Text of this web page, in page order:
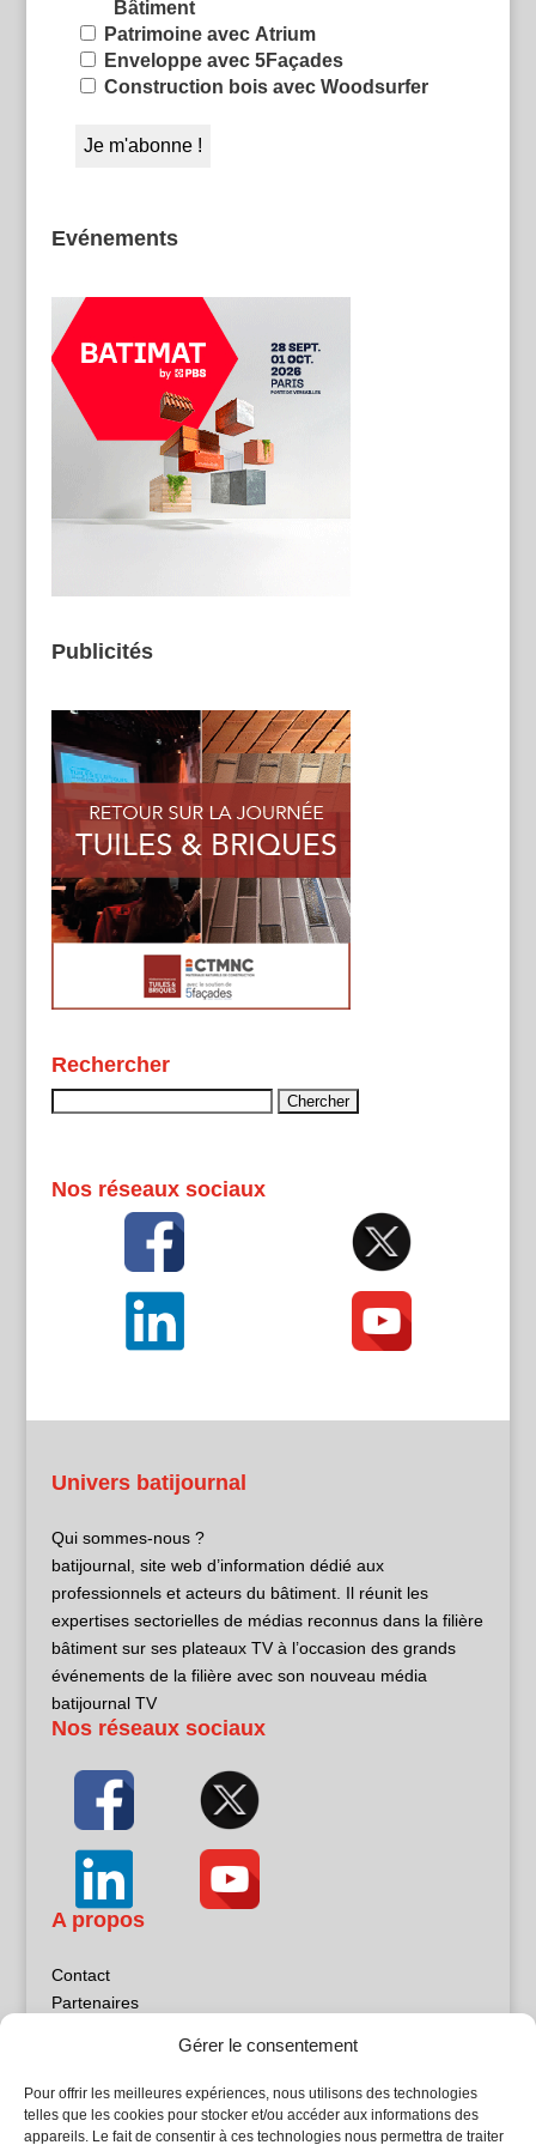
Gérer le consentement
Pour offrir les meilleures expériences, nous utilisons des technologies
telles que les cookies pour stocker et/ou accéder aux informations des
appareils. Le fait de consentir à ces technologies nous permettra de traiter
Bâtiment
Patrimoine avec Atrium
Enveloppe avec 5Façades
Construction bois avec Woodsurfer
Evénements
Publicités
Rechercher
Nos réseaux sociaux
Univers batijournal
Qui sommes-nous ?
batijournal, site web d’information dédié aux
professionnels et acteurs du bâtiment. Il réunit les
expertises sectorielles de médias reconnus dans la filière
bâtiment sur ses plateaux TV à l’occasion des grands
événements de la filière avec son nouveau média
batijournal TV
Nos réseaux sociaux
A propos
Contact
Partenaires
Politique de confidentialité
Sites partenaires